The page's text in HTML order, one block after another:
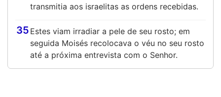
transmitia aos israelitas as ordens recebidas.
35 Estes viam irradiar a pele de seu rosto; em
seguida Moisés recolocava o véu no seu rosto
até a próxima entrevista com o Senhor.